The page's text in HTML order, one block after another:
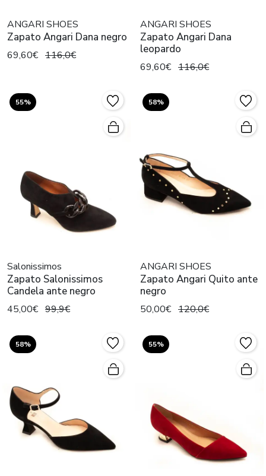
ANGARI SHOES
Zapato Angari Dana negro
69,60€ 116,0€
ANGARI SHOES
Zapato Angari Dana
leopardo
69,60€ 116,0€
55%
Salonissimos
Zapato Salonissimos
Candela ante negro
45,00€ 99,9€
58%
ANGARI SHOES
Zapato Angari Quito ante
negro
50,00€ 120,0€
58% 55%